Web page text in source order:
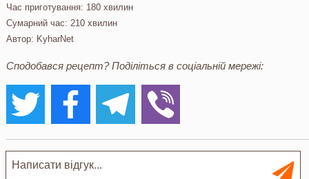
Час приготування: 180 хвилин
Сумарний час: 210 хвилин
Автор: KyharNet
Сподобався рецепт? Поділіться в соціальній мережі: